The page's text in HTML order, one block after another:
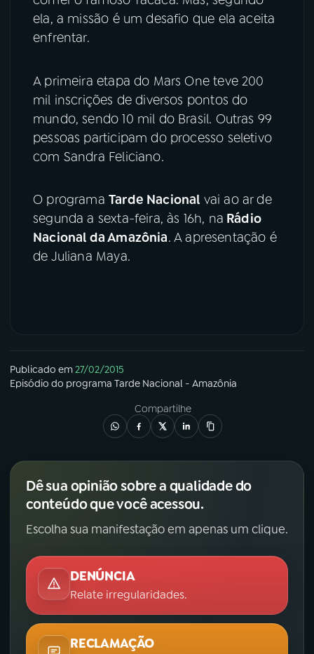
ela, a missão é um desafio que ela aceita
enfrentar.
A primeira etapa do Mars One teve 200
mil inscrições de diversos pontos do
mundo, sendo 10 mil do Brasil. Outras 99
pessoas participam do processo seletivo
com Sandra Feliciano.
O programa Tarde Nacional vai ao ar de
segunda a sexta-feira, às 16h, na Rádio
Nacional da Amazônia. A apresentação é
de Juliana Maya.
Publicado em27/02/2015
Episódio do programa Tarde Nacional - Amazônia
Compartilhe
Dê sua opinião sobre a qualidade do
conteúdo que você acessou.
Escolha sua manifestação em apenas um clique.
DENÚNCIA
Relate irregularidades.
RECLAMAÇÃO